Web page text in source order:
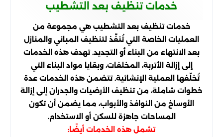
خدمات تنظيف بعد التشطيب
خدمات تنظيف بعد التشطيب هي مجموعة من
العمليات الخاصة التي تُنفَّذ لتنظيف المباني والمنازل
بعد الانتهاء من البناء أو التجديد. تهدف هذه الخدمات
إلى إزالة الأتربة، المخلفات، وبقايا مواد البناء التي
تُخلّفها العملية الإنشائية. تتضمن هذه الخدمات عدة
خطوات شاملة، من تنظيف الأرضيات والجدران إلى إزالة
الأوساخ من النوافذ والأبواب، مما يضمن أن تكون
المساحات جاهزة للسكن أو الاستخدام.
تشمل هذه الخدمات أيضًا: